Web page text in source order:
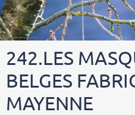
242.LES
BELGES
MAYENNE